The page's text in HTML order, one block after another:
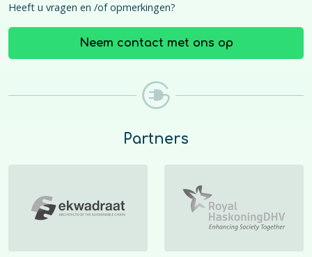
Heeft u vragen en /of opmerkingen?
Neem contact met ons op
Partners